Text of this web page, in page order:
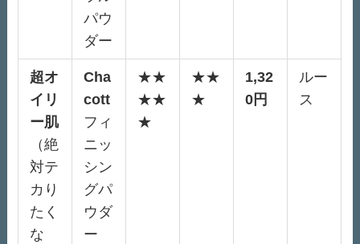
パウ
ダー
超オ
イリ
ー肌
（絶
対テ
カり
たく
な
Cha
cott
フィ
ニッ
シン
グパ
ウダ
ー
★★
★★
★
★★
★
1,32
0円
ルー
ス